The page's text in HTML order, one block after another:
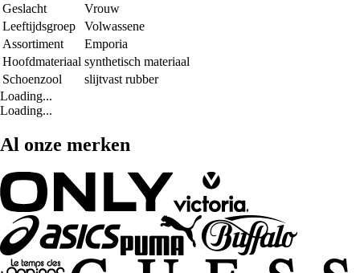
Geslacht
Vrouw
Leeftijdsgroep
Volwassene
Assortiment
Emporia
Hoofdmateriaal synthetisch materiaal
Schoenzool
slijtvast rubber
Loading...
Loading...
Al onze merken